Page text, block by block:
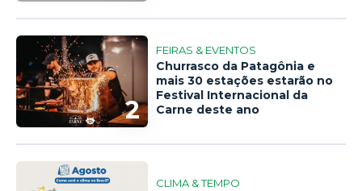
2
FEIRAS & EVENTOS
Churrasco da Patagônia e
mais 30 estações estarão no
Festival Internacional da
Carne deste ano
CLIMA & TEMPO